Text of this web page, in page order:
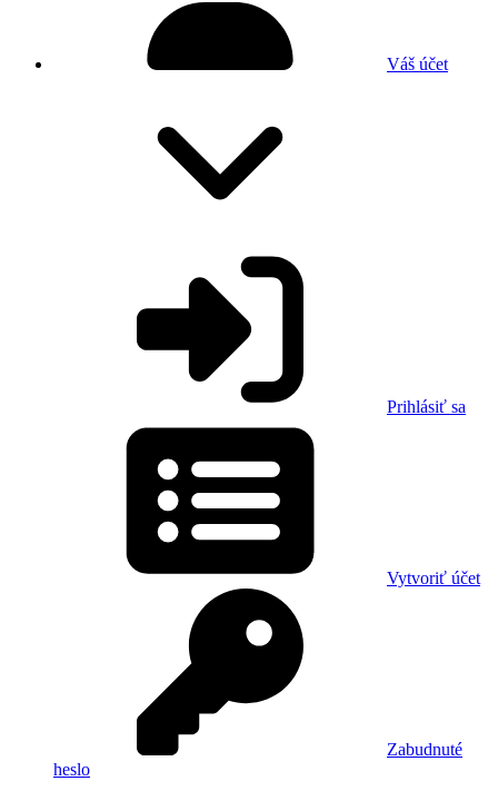
Váš účet
Prihlásiť sa
Vytvoriť účet
Zabudnuté
heslo